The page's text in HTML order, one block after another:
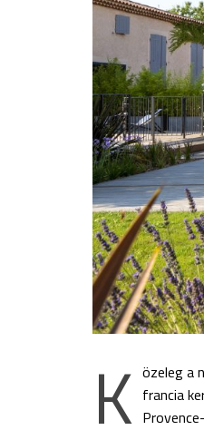
K özeleg a
francia